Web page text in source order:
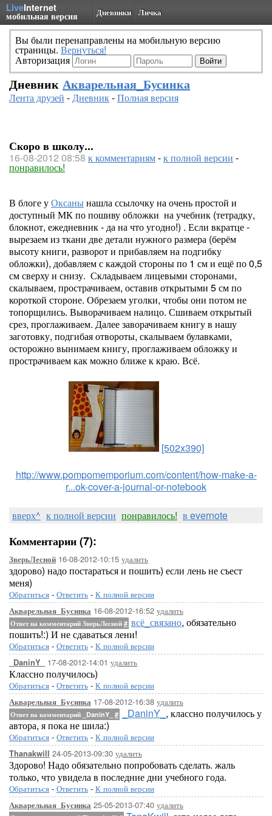
LiveInternet
мобильная версия Дневники Личка
Вы были перенаправлены на мобильную версию
страницы. Вернуться!
Авторизация
Дневник Акварельная_Бусинка
Лента друзей -Дневник-Полная версия
Скоро в школу...
16-08-2012 08:58 к комментариям-к полной версии -
понравилось!
В блоге уОксанынашла ссылочку на очень простой и
доступный МК по пошиву обложки на учебник (тетрадку,
блокнот, ежедневник - да на что угодно!) . Если вкратце -
вырезаем из ткани две детали нужного размера (берём
высоту книги, разворот и прибавляем на подгибку
обложки), добавляем с каждой стороны по 1 см и ещё по 0,5
см сверху и снизу. Складываем лицевыми сторонами,
скалываем, прострачиваем, оставив открытыми 5 см по
короткой стороне. Обрезаем уголки, чтобы они потом не
топорщились. Выворачиваем налицо. Сшиваем открытый
срез, проглаживаем. Далее заворачиваем книгу в нашу
заготовку, подгибая отвороты, скалываем булавками,
осторожно вынимаем книгу, проглаживаем обложку и
прострачиваем как можно ближе к краю. Всё.
[502x390]
http://www.pompomemporium.com/content/how-make-a-
r...ok-cover-a-journal-or-notebook
вверх^ к полной версии понравилось! в evernote
Комментарии (7):
ЗверьЛесной 16-08-2012-10:15 удалить
здорово) надо постараться и пошить) если лень не съест
меня)
Обратиться - Ответить - К полной версии
Акварельная_Бусинка 16-08-2012-16:52 удалить
Ответ на комментарий ЗверьЛесной # всё_связано, обязательно
пошить!:) И не сдаваться лени!
Обратиться - Ответить - К полной версии
_DaninY_ 17-08-2012-14:01 удалить
Классно получилось)
Обратиться - Ответить - К полной версии
Акварельная_Бусинка 17-08-2012-16:38 удалить
Ответ на комментарий _DaninY_ # _DaninY_ , классно получилось у
автора, я пока не шила:)
Обратиться - Ответить - К полной версии
Thanakwill 24-05-2013-09:30 удалить
Здорово! Надо обязательно попробовать сделать. жаль
только, что увидела в последние дни учебного года.
Обратиться - Ответить - К полной версии
Акварельная_Бусинка 25-05-2013-07:40 удалить